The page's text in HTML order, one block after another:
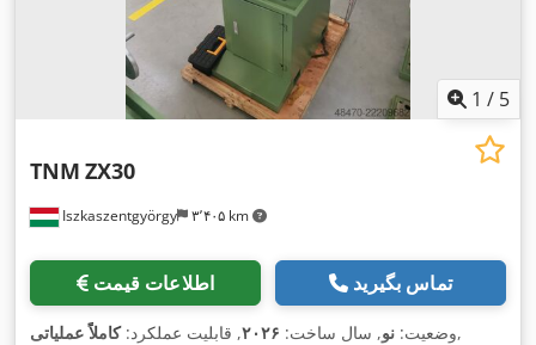
1 / 5
Iszkaszentgyörgy ۳٬۴۰۵ km
TNM ZX30
اطلاعات قیمت تماس بگیرید
وضعیت: نو, سال ساخت: ۲۰۲۶, قابلیت عملکرد:کاملاً عملیاتی ,